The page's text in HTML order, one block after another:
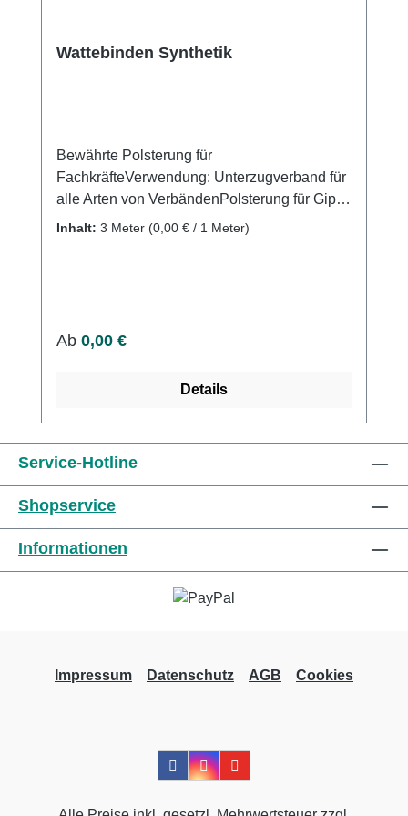
Wattebinden Synthetik
Bewährte Polsterung für
FachkräfteVerwendung: Unterzugverband für
alle Arten von VerbändenPolsterung für Gipse
und Schienen Produktqualität: 100%
passgenauer
Kaufen Sie jetzt Synthetik Wattebinden online
schnellen Versand und unserem
hervorragenden Kundenservice.
Inhalt: 3 Meter (0,00 € / 1 Meter)
Regulärer Preis:
Ab 0,00 €
Details
Service-Hotline
Shopservice
Informationen
Impressum Datenschutz AGB Cookies